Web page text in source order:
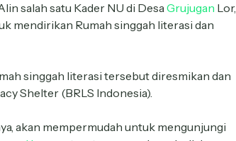
salah satu Kader NU di DesaGrujugan Lor,
mendirikan Rumah singgah literasi dan
singgah literasi tersebut diresmikan dan
Shelter (BRLS Indonesia).
akan mempermudah untuk mengunjungi